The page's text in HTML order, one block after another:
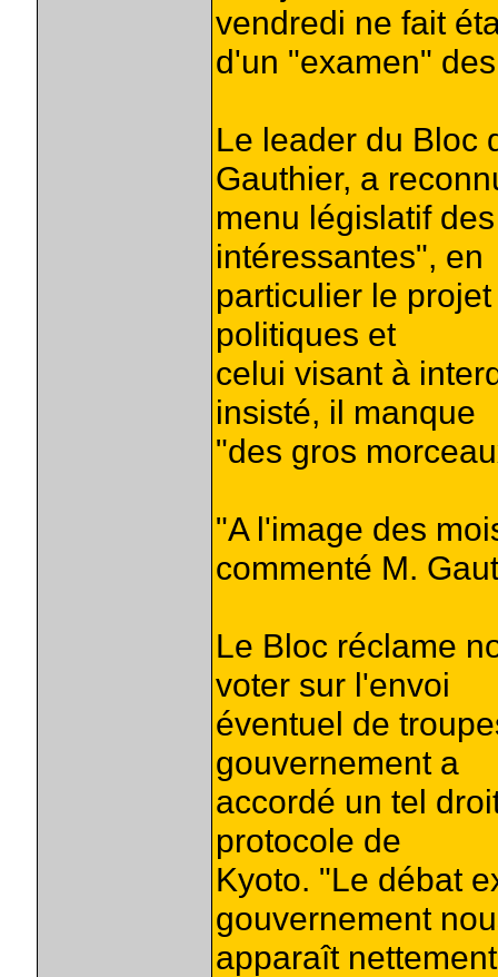
vendredi ne fait
d'un "examen"
Le leader du Bloc
Gauthier, a
menu législatif
intéressantes", en
particulier le
politiques et
celui visant à
insisté, il manque
"des gros
"A l'image des
commenté M.
Le Bloc réclame
voter sur l'envoi
éventuel de
gouvernement a
accordé un tel
protocole de
Kyoto. "Le débat
gouvernement
apparaît